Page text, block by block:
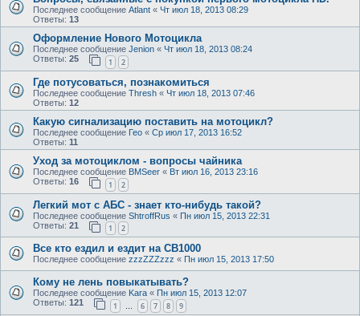
Последнее сообщение Atlant « Чт июл 18, 2013 08:29
Ответы: 13
Оформление Нового Мотоцикла
Последнее сообщение Jenion « Чт июл 18, 2013 08:24
Ответы: 25 1 2
Где потусоваться, познакомиться
Последнее сообщение Thresh « Чт июл 18, 2013 07:46
Ответы: 12
Какую сигнализацию поставить на мотоцикл?
Последнее сообщение Гео « Ср июл 17, 2013 16:52
Ответы: 11
Уход за мотоциклом - вопросы чайника
Последнее сообщение BMSeer « Вт июл 16, 2013 23:16
Ответы: 16 1 2
Легкий мот с АБС - знает кто-нибудь такой?
Последнее сообщение ShtroffRus « Пн июл 15, 2013 22:31
Ответы: 21 1 2
Все кто ездил и ездит на CB1000
Последнее сообщение zzzZZZzzz « Пн июл 15, 2013 17:50
Кому не лень повыкатывать?
Последнее сообщение Kara « Пн июл 15, 2013 12:07
Ответы: 121 1 … 6 7 8 9